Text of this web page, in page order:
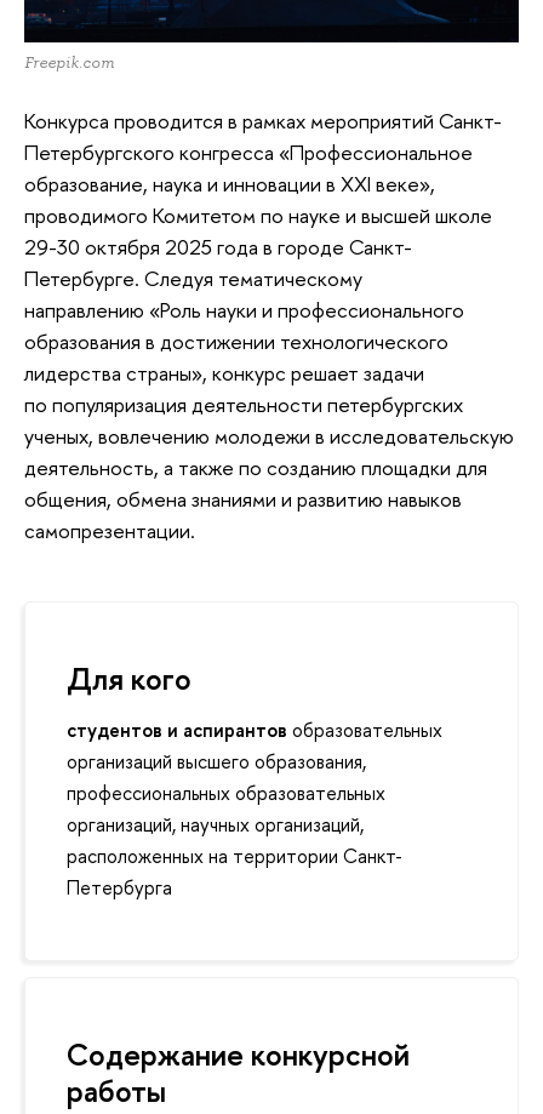
Freepik.com
Конкурса проводится в рамках мероприятий Санкт-
Петербургского конгресса «Профессиональное
образование, наука и инновации в XXI веке»,
проводимого Комитетом по науке и высшей школе
29-30 октября 2025 года в городе Санкт-
Петербурге. Следуя тематическому
направлению «Роль науки и профессионального
образования в достижении технологического
лидерства страны», конкурс решает задачи
по популяризация деятельности петербургских
ученых, вовлечению молодежи в исследовательскую
деятельность, а также по созданию площадки для
общения, обмена знаниями и развитию навыков
самопрезентации.
Для кого
студентов и аспирантов образовательных
организаций высшего образования,
профессиональных образовательных
организаций, научных организаций,
расположенных на территории Санкт-
Петербурга
Содержание конкурсной
работы